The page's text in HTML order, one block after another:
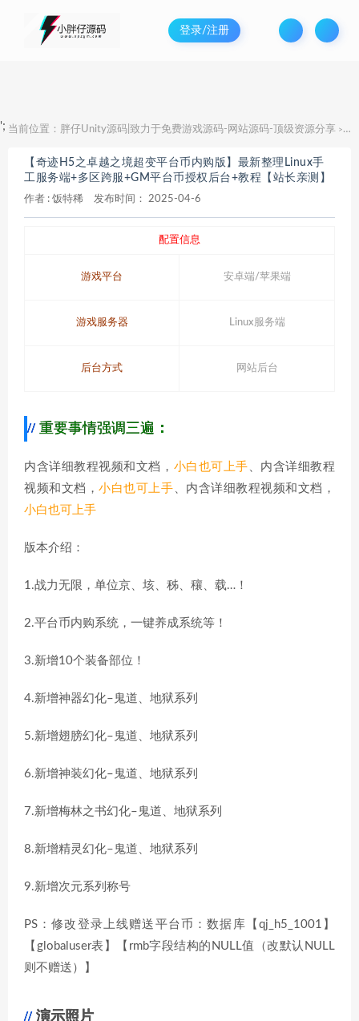
登录/注册
'; 当前位置： 胖仔Unity源码|致力于免费游戏源码-网站源码-顶级资源分享 > 【
【奇迹H5之卓越之境超变平台币内购版】最新整理Linux手
工服务端+多区跨服+GM平台币授权后台+教程【站长亲测】
作者 : 饭特稀 发布时间： 2025-04-6
配置信息
游戏平台 安卓端/苹果端
游戏服务器 Linux服务端
后台方式 网站后台
重要事情强调三遍 ：
内含详细教程视频和文档， 小白也可上手 、内含详细教程
视频和文档，小白也可上手 、内含详细教程视频和文档，
小白也可上手
版本介绍：
1.战力无限，单位京、垓、秭、穰、载…！
2.平台币内购系统，一键养成系统等！
3.新增10个装备部位！
4.新增神器幻化–鬼道、地狱系列
5.新增翅膀幻化–鬼道、地狱系列
6.新增神装幻化–鬼道、地狱系列
7.新增梅林之书幻化–鬼道、地狱系列
8.新增精灵幻化–鬼道、地狱系列
9.新增次元系列称号
PS：修改登录上线赠送平台币：数据库【qj_h5_1001】
【globaluser表】【rmb字段结构的NULL值（改默认NULL
则不赠送）】
演示照片